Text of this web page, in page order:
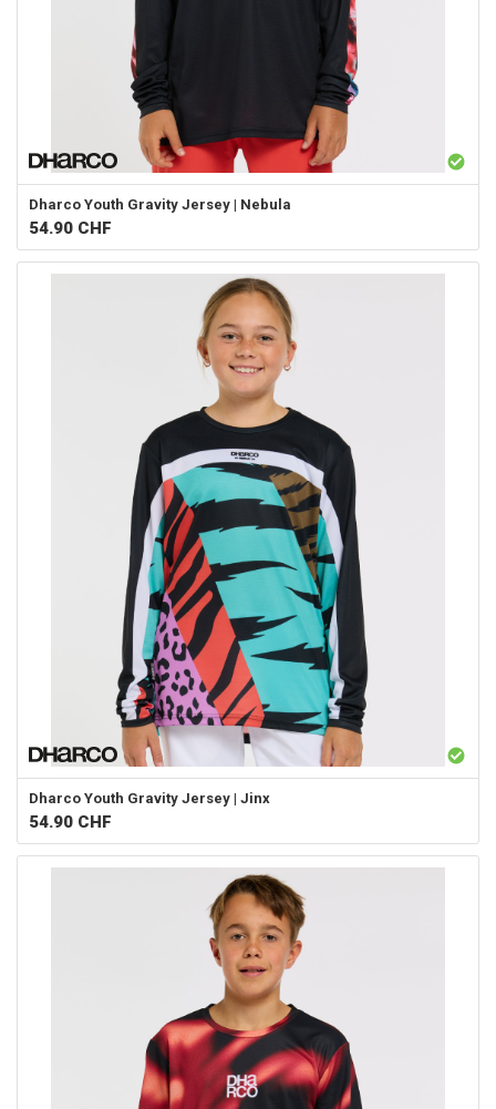
Dharco Youth Gravity Jersey | Nebula
54.90 CHF
Dharco Youth Gravity Jersey | Jinx
54.90 CHF